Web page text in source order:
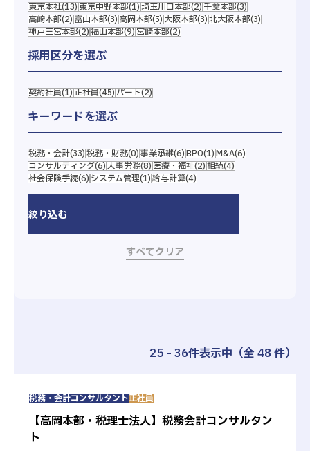
エントリーフォームはこちら
選考方法 面接、適性試験
提出書類 履歴書・エントリーシート
マイナビ・エントリーフォームよりエント
リー
お電話またはエントリーフォームよりご連絡ください。
エントリーフォームはこちら
東京本社(13)東京中野本部(1)埼玉川口本部(2)千葉本部(3)
高崎本部(2)富山本部(3)高岡本部(5)大阪本部(3)北大阪本部(3)
神戸三宮本部(2)福山本部(9)宮崎本部(2)
採用区分を選ぶ
契約社員(1)正社員(45)パート(2)
キーワードを選ぶ
税務・会計(33)税務・財務(0)事業承継(6)BPO(1)M&A(6)
コンサルティング(6)人事労務(8)医療・福祉(2)相続(4)
社会保険手続(6)システム管理(1)給与計算(4)
すべてクリア
25 - 36件表示中（全 48 件）
税務・会計コンサルタント正社員
【高岡本部・税理士法人】税務会計コンサルタン
ト